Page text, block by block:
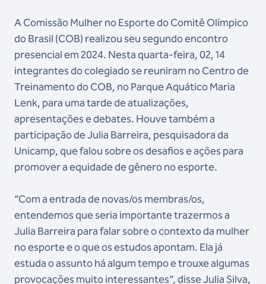
A Comissão Mulher no Esporte do Comitê Olímpico
do Brasil (COB) realizou seu segundo encontro
presencial em 2024. Nesta quarta-feira, 02, 14
integrantes do colegiado se reuniram no Centro de
Treinamento do COB, no Parque Aquático Maria
Lenk, para uma tarde de atualizações,
apresentações e debates. Houve também a
participação de Julia Barreira, pesquisadora da
Unicamp, que falou sobre os desafios e ações para
promover a equidade de gênero no esporte.
“Com a entrada de novas/os membras/os,
entendemos que seria importante trazermos a
Julia Barreira para falar sobre o contexto da mulher
no esporte e o que os estudos apontam. Ela já
estuda o assunto há algum tempo e trouxe algumas
provocações muito interessantes”, disse Julia Silva,